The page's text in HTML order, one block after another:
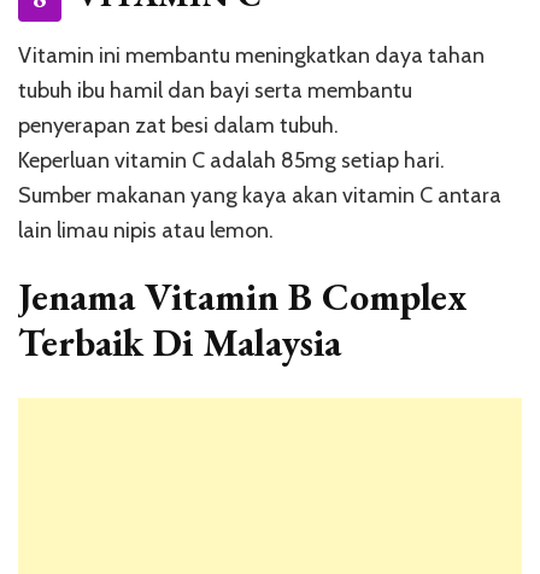
Vitamin ini membantu meningkatkan daya tahan
tubuh ibu hamil dan bayi serta membantu
penyerapan zat besi dalam tubuh.
Keperluan vitamin C adalah 85mg setiap hari.
Sumber makanan yang kaya akan vitamin C antara
lain limau nipis atau lemon.
Jenama Vitamin B Complex
Terbaik Di Malaysia